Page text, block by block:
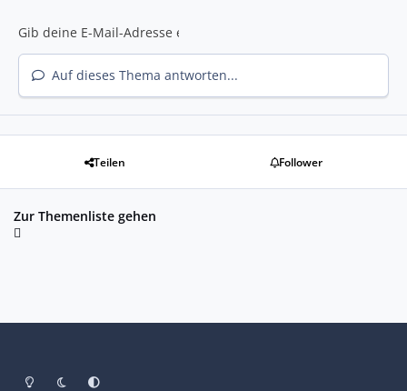
Auf dieses Thema antworten...
Teilen Follower
Zur Themenliste gehen
Heller ModusDunkler Modus
Systemeinstellung